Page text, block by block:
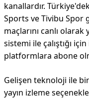
kanallardır.
Sports ve Tivibu Spor
maçlarını canlı
sistemi ile çalıştığı
platformlara abone
Gelişen teknoloji ile
yayın izleme